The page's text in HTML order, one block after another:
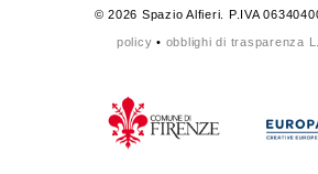
© 2026 Spazio Alfieri. P.IVA
policy • obblighi di trasparenza